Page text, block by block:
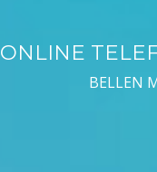
ONLINE
BELLEN